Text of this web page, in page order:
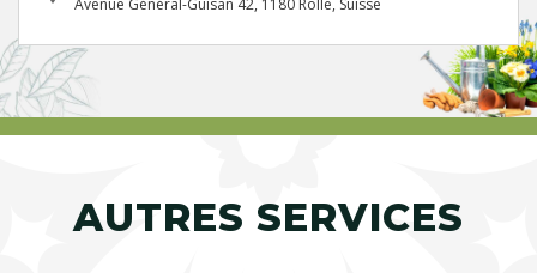
Avenue Général-Guisan 42, 1180 Rolle, Suisse
AUTRES SERVICES